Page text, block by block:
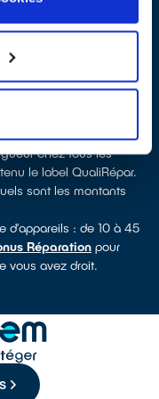
du réparateur, vous
a obtenu le
famille
et labellisé QualiRépar.
à Montluel ?
de la facture de
chez tous les
le label QualiRépar.
sont les montants
d’appareils : de 10 à 45
Réparation pour
vous avez droit.